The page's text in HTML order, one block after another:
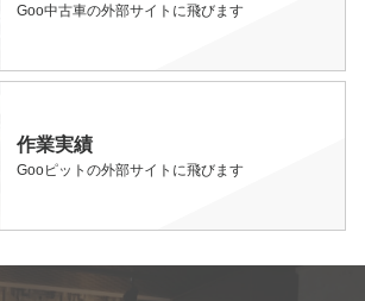
Goo中古車の外部サイトに飛びます
作業実績
Gooピットの外部サイトに飛びます